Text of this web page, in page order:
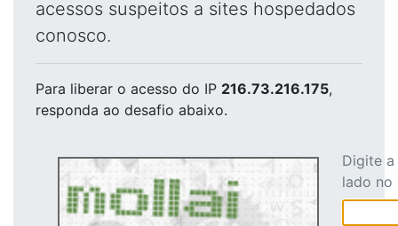
acessos suspeitos a sites hospedados
conosco.
Para liberar o acesso do IP 216.73.216.175,
responda ao desafio abaixo.
Digite
lado no